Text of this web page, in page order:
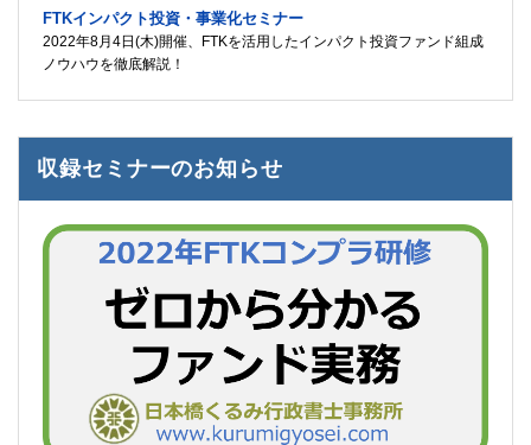
FTKインパクト投資・事業化セミナー
2022年8月4日(木)開催、FTKを活用したインパクト投資ファンド組成
ノウハウを徹底解説！
収録セミナーのお知らせ